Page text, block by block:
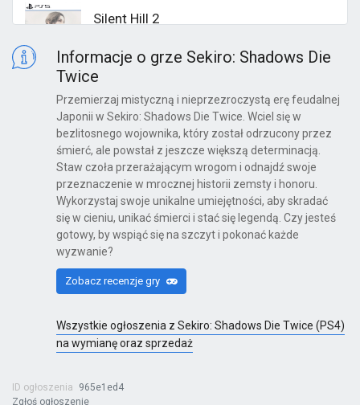
Silent Hill 2
Silent Hill f: Day One Edition
PS5
Black Myth: Wukong
PS5
Informacje o grze Sekiro: Shadows Die
Twice
Przemierzaj mistyczną i nieprzezroczystą erę feudalnej
Japonii w Sekiro: Shadows Die Twice. Wciel się w
bezlitosnego wojownika, który został odrzucony przez
śmierć, ale powstał z jeszcze większą determinacją.
Staw czoła przerażającym wrogom i odnajdź swoje
przeznaczenie w mrocznej historii zemsty i honoru.
Wykorzystaj swoje unikalne umiejętności, aby skradać
się w cieniu, unikać śmierci i stać się legendą. Czy jesteś
gotowy, by wspiąć się na szczyt i pokonać każde
wyzwanie?
Zobacz recenzje gry
Wszystkie ogłoszenia z Sekiro: Shadows Die Twice (PS4)
na wymianę oraz sprzedaż
ID ogłoszenia
965e1ed4
Zgłoś ogłoszenie